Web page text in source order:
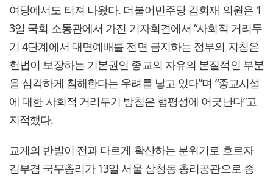
여당에서도 터져 나왔다. 더불어민주당 김회재 의원은 1
3일 국회 소통관에서 가진 기자회견에서 “사회적 거리두
기 4단계에서 대면예배를 전면 금지하는 정부의 지침은
헌법이 보장하는 기본권인 종교의 자유의 본질적인 부분
을 심각하게 침해한다는 우려를 낳고 있다”며 “종교시설
에 대한 사회적 거리두기 방침은 형평성에 어긋난다”고
지적했다.
교계의 반발이 전과 다르게 확산하는 분위기로 흐르자
김부겸 국무총리가 13일 서울 삼청동 총리공관으로 종